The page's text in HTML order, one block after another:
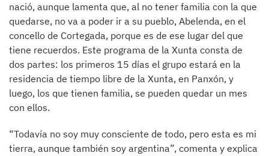
nació, aunque lamenta que, al no tener familia con la que
quedarse, no va a poder ir a su pueblo, Abelenda, en el
concello de Cortegada, porque es de ese lugar del que
tiene recuerdos. Este programa de la Xunta consta de
dos partes: los primeros 15 días el grupo estará en la
residencia de tiempo libre de la Xunta, en Panxón, y
luego, los que tienen familia, se pueden quedar un mes
con ellos.
“Todavía no soy muy consciente de todo, pero esta es mi
tierra, aunque también soy argentina”, comenta y explica